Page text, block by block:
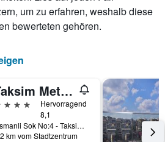
um zu erfahren, weshalb diese
bewerteten gehören.
Taksim Metropark Hotel
Sterne
Hervorragend
8,1
Osmanli Sok No:4 - Taksim, Istanbul, Türkei
km vom Stadtzentrum